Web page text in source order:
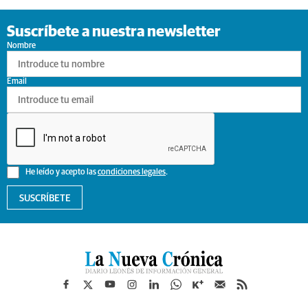
Suscríbete a nuestra newsletter
Nombre
He leído y acepto lascondiciones legales.
Email
SUSCRÍBETE